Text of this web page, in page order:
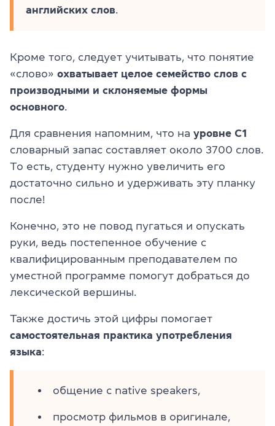
английских слов.
Кроме того, следует учитывать, что понятие
«слово» охватывает целое семейство слов с
производными и склоняемые формы
основного.
Для сравнения напомним, что на уровне C1
словарный запас составляет около 3700 слов.
То есть, студенту нужно увеличить его
достаточно сильно и удерживать эту планку
после!
Конечно, это не повод пугаться и опускать
руки, ведь постепенное обучение с
квалифицированным преподавателем по
уместной программе помогут добраться до
лексической вершины.
Также достичь этой цифры помогает
самостоятельная практика употребления
языка:
общение с native speakers,
просмотр фильмов в оригинале,